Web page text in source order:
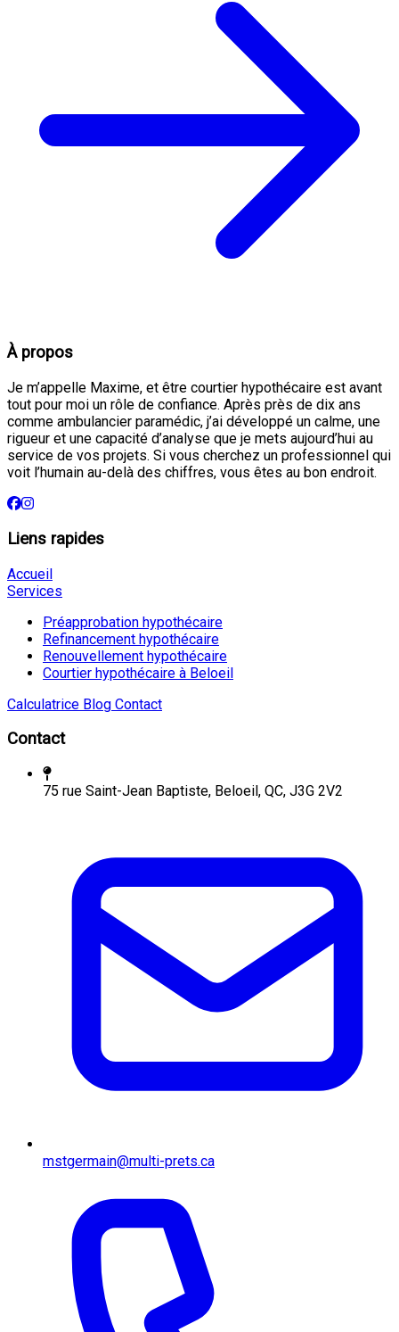
À propos
Je m’appelle Maxime, et être courtier hypothécaire est avant
tout pour moi un rôle de confiance. Après près de dix ans
comme ambulancier paramédic, j’ai développé un calme, une
rigueur et une capacité d’analyse que je mets aujourd’hui au
service de vos projets. Si vous cherchez un professionnel qui
voit l’humain au-delà des chiffres, vous êtes au bon endroit.
Liens rapides
Accueil
Services
Préapprobation hypothécaire
Refinancement hypothécaire
Renouvellement hypothécaire
Courtier hypothécaire à Beloeil
Calculatrice Blog Contact
Contact
75 rue Saint-Jean Baptiste, Beloeil, QC, J3G 2V2
mstgermain@multi-prets.ca